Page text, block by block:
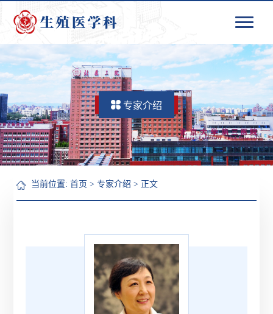
专家介绍
当前位置:首页 >专家介绍 > 正文